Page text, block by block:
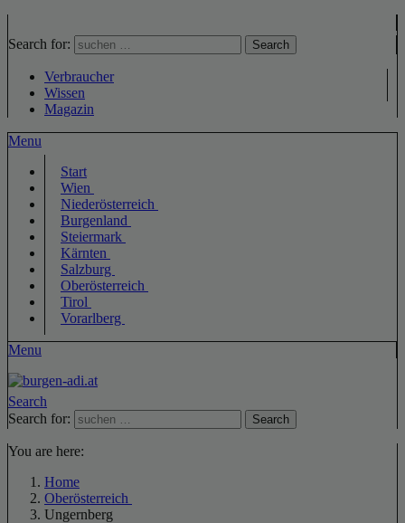
Search for: Search
Verbraucher
Wissen
Magazin
Menu
Start
Wien
Niederösterreich
Burgenland
Steiermark
Kärnten
Salzburg
Oberösterreich
Tirol
Vorarlberg
Menu
Search
Search for:
Search
You are here:
Home
Oberösterreich
Ungernberg